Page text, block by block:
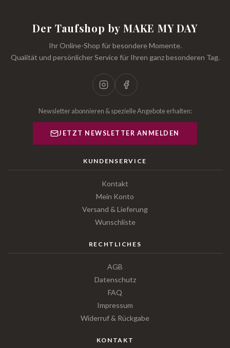
Der Taufshop by MAKE MY DAY
Ihr Online-Shop für besondere Momente.
Qualität und persönlicher Service für Ihren ganz besonderen Tag.
Newsletter abonnieren & spezielle Angebote erhalten:
JETZT NEWSLETTER ANMELDEN
KUNDENSERVICE
Kontakt
Mein Konto
Versand & Lieferung
Wunschliste
RECHTLICHES
AGB
Datenschutz
FAQ
Impressum
Widerruf & Rückgabe
KONTAKT